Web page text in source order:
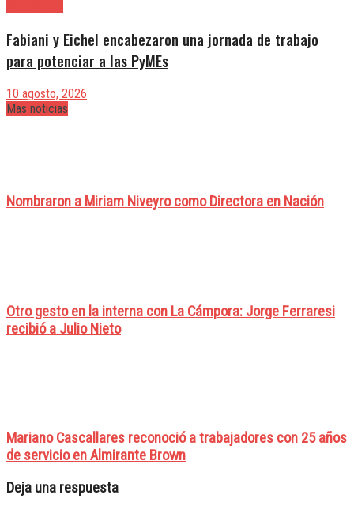
Fabiani y Eichel encabezaron una jornada de trabajo
para potenciar a las PyMEs
10 agosto, 2026
Mas noticias
Nombraron a Miriam Niveyro como Directora en Nación
Otro gesto en la interna con La Cámpora: Jorge Ferraresi
recibió a Julio Nieto
Mariano Cascallares reconoció a trabajadores con 25 años
de servicio en Almirante Brown
Deja una respuesta